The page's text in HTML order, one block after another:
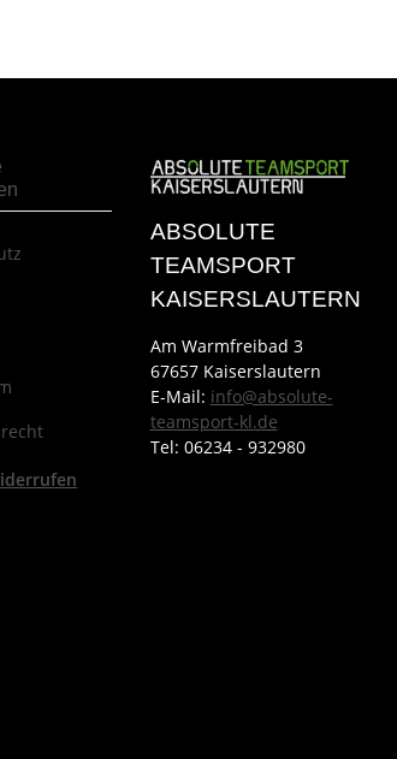
ABSOLUTE
TEAMSPORT
KAISERSLAUTERN
Am Warmfreibad 3
67657 Kaiserslautern
E-Mail: info@absolute-
teamsport-kl.de
Tel: 06234 - 932980